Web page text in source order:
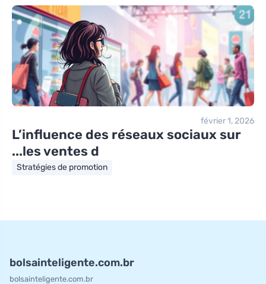
février 1, 2026
L’influence des réseaux sociaux sur
les ventes d...
Stratégies de promotion
bolsainteligente.com.br
bolsainteligente.com.br